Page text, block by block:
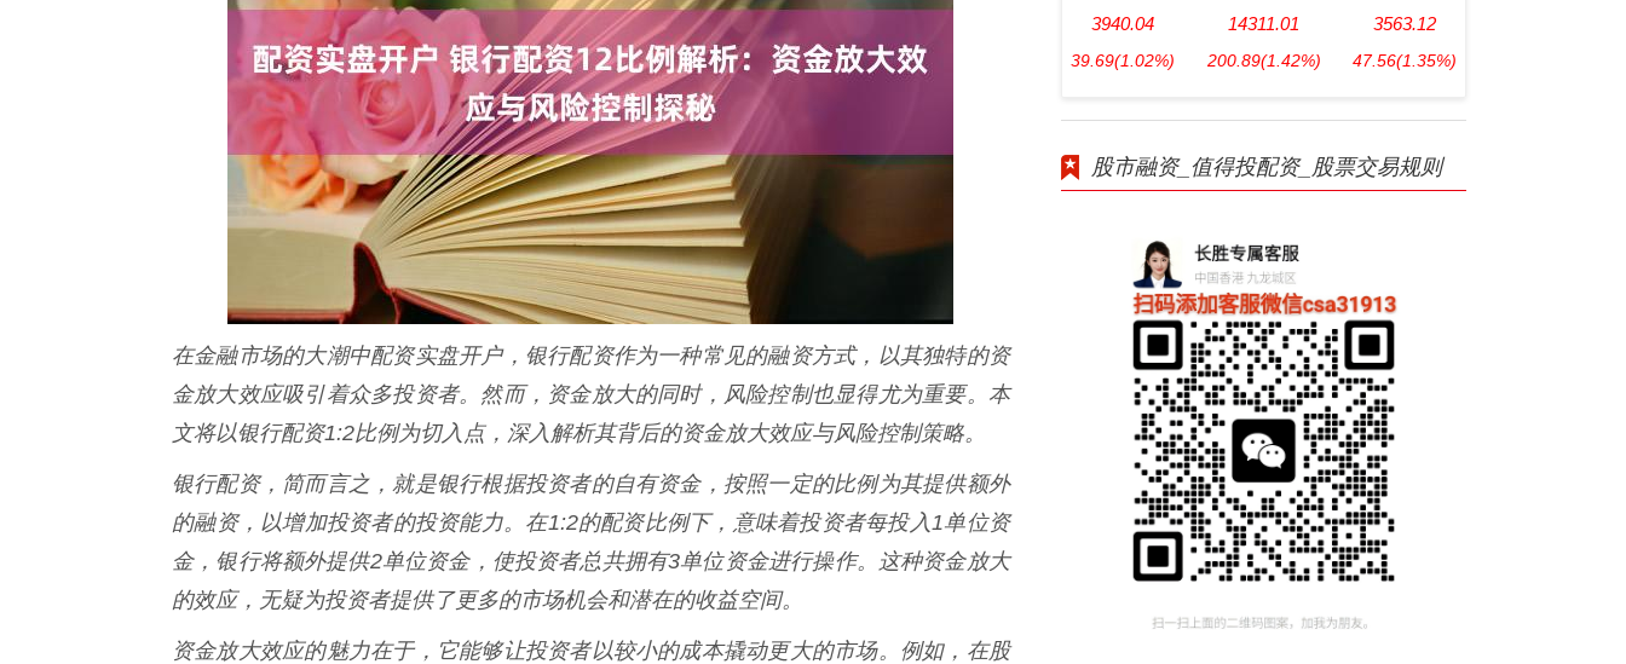
在金融市场的大潮中配资实盘开户，银行配资作为一种常见的融资方式，以其独特的资
金放大效应吸引着众多投资者。然而，资金放大的同时，风险控制也显得尤为重要。本
文将以银行配资1:2比例为切入点，深入解析其背后的资金放大效应与风险控制策略。
银行配资，简而言之，就是银行根据投资者的自有资金，按照一定的比例为其提供额外
的融资，以增加投资者的投资能力。在1:2的配资比例下，意味着投资者每投入1单位资
金，银行将额外提供2单位资金，使投资者总共拥有3单位资金进行操作。这种资金放大
的效应，无疑为投资者提供了更多的市场机会和潜在的收益空间。
资金放大效应的魅力在于，它能够让投资者以较小的成本撬动更大的市场。例如，在股
3940.04
39.69(1.02%)
14311.01
200.89(1.42%)
3563.12
47.56(1.35%)
股市融资_值得投配资_股票交易规则